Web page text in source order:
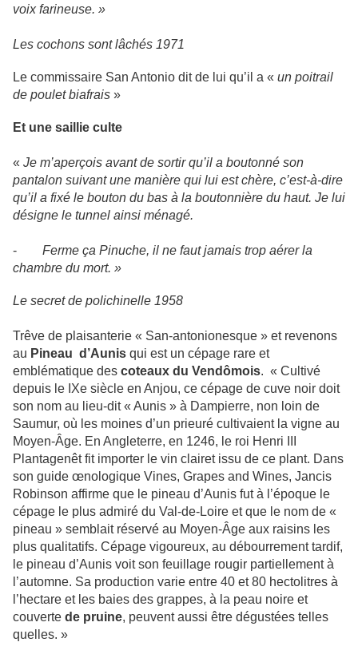
voix farineuse. »
Les cochons sont lâchés 1971
Le commissaire San Antonio dit de lui qu’il a « un poitrail
de poulet biafrais »
Et une saillie culte
« Je m’aperçois avant de sortir qu’il a boutonné son
pantalon suivant une manière qui lui est chère, c’est-à-dire
qu’il a fixé le bouton du bas à la boutonnière du haut. Je lui
désigne le tunnel ainsi ménagé.
- Ferme ça Pinuche, il ne faut jamais trop aérer la
chambre du mort. »
Le secret de polichinelle 1958
Trêve de plaisanterie « San-antonionesque » et revenons
au Pineau d’Aunis qui est un cépage rare et
emblématique des coteaux du Vendômois. « Cultivé
depuis le IXe siècle en Anjou, ce cépage de cuve noir doit
son nom au lieu-dit « Aunis » à Dampierre, non loin de
Saumur, où les moines d’un prieuré cultivaient la vigne au
Moyen-Âge. En Angleterre, en 1246, le roi Henri III
Plantagenêt fit importer le vin clairet issu de ce plant. Dans
son guide œnologique Vines, Grapes and Wines, Jancis
Robinson affirme que le pineau d’Aunis fut à l’époque le
cépage le plus admiré du Val-de-Loire et que le nom de «
pineau » semblait réservé au Moyen-Âge aux raisins les
plus qualitatifs. Cépage vigoureux, au débourrement tardif,
le pineau d’Aunis voit son feuillage rougir partiellement à
l’automne. Sa production varie entre 40 et 80 hectolitres à
l’hectare et les baies des grappes, à la peau noire et
couverte de pruine, peuvent aussi être dégustées telles
quelles. »